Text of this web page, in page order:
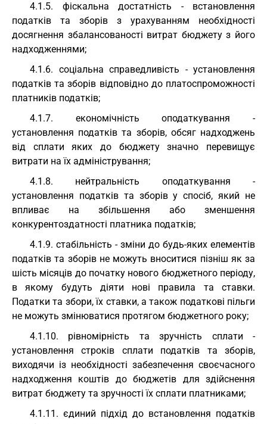
4.1.5. фіскальна достатність - встановлення
податків та зборів з урахуванням необхідності
досягнення збалансованості витрат бюджету з його
надходженнями;
4.1.6. соціальна справедливість - установлення
податків та зборів відповідно до платоспроможності
платників податків;
4.1.7. економічність оподаткування -
установлення податків та зборів, обсяг надходжень
від сплати яких до бюджету значно перевищує
витрати на їх адміністрування;
4.1.8. нейтральність оподаткування -
установлення податків та зборів у спосіб, який не
впливає на збільшення або зменшення
конкурентоздатності платника податків;
4.1.9. стабільність - зміни до будь-яких елементів
податків та зборів не можуть вноситися пізніш як за
шість місяців до початку нового бюджетного періоду,
в якому будуть діяти нові правила та ставки.
Податки та збори, їх ставки, а також податкові пільги
не можуть змінюватися протягом бюджетного року;
4.1.10. рівномірність та зручність сплати -
установлення строків сплати податків та зборів,
виходячи із необхідності забезпечення своєчасного
надходження коштів до бюджетів для здійснення
витрат бюджету та зручності їх сплати платниками;
4.1.11. єдиний підхід до встановлення податків